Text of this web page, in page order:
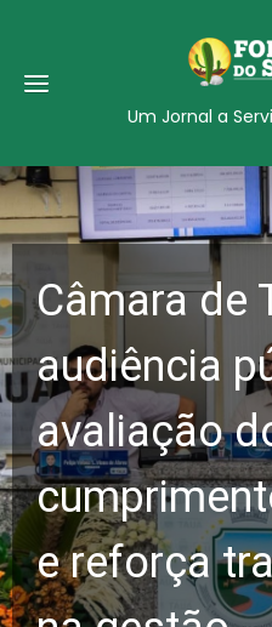
Um Jornal a
Câmara de
audiência
avaliação
e reforça